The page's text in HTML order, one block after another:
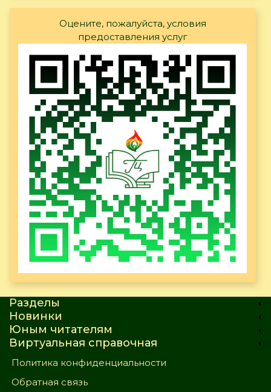
Оцените, пожалуйста, условия
предоставления услуг
Разделы
Новинки
Юным читателям
Виртуальная справочная
Политика конфиденциальности
Обратная связь